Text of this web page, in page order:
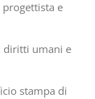
progettista e
diritti umani e
stampa di